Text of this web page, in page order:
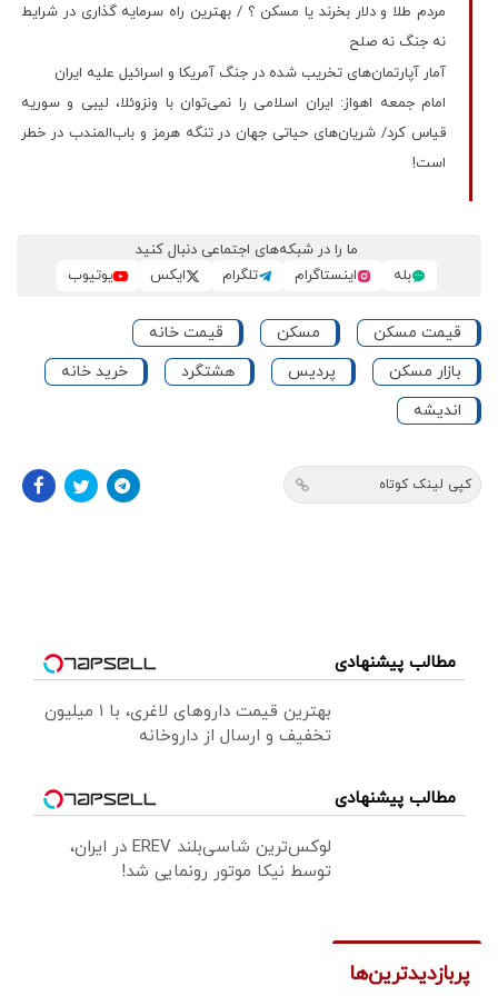
مردم طلا و دلار بخرند یا مسکن ؟ / بهترین راه سرمایه گذاری در شرایط
نه جنگ نه صلح
آمار آپارتمان‌های تخریب شده در جنگ آمریکا و اسرائیل علیه ایران
امام جمعه اهواز: ایران اسلامی را نمی‌توان با ونزوئلا، لیبی و سوریه
قیاس کرد/ شریان‌های حیاتی جهان در تنگه هرمز و باب‌المندب در خطر
است!
ما را در شبکه‌های اجتماعی دنبال کنید
بله
اینستاگرام تلگرام ایکس یوتیوب
قیمت مسکن مسکن
قیمت خانه
بازار مسکن
پردیس هشتگرد
خرید خانه
اندیشه
کپی لینک کوتاه
مطالب پیشنهادی
بهترین قیمت داروهای لاغری، با ۱ میلیون
تخفیف و ارسال از داروخانه‌
مطالب پیشنهادی
لوکس‌ترین شاسی‌بلند EREV در ایران،
توسط نیکا موتور رونمایی شد!
پربازدیدترین‌ها